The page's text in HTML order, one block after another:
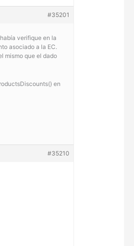
#35201
verifique en la
asociado a la EC.
mismo que el dado
en
#35210